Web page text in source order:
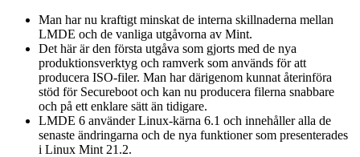
Man har nu kraftigt minskat de interna skillnaderna mellan
LMDE och de vanliga utgåvorna av Mint.
Det här är den första utgåva som gjorts med de nya
produktionsverktyg och ramverk som används för att
producera ISO-filer. Man har därigenom kunnat återinföra
stöd för Secureboot och kan nu producera filerna snabbare
och på ett enklare sätt än tidigare.
LMDE 6 använder Linux-kärna 6.1 och innehåller alla de
senaste ändringarna och de nya funktioner som presenterades
i Linux Mint 21.2.